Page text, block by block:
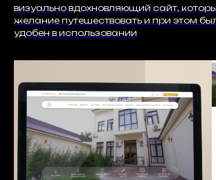
визуально вдохновляющий сайт,
желание путешествовать и при этом
удобен в использовании